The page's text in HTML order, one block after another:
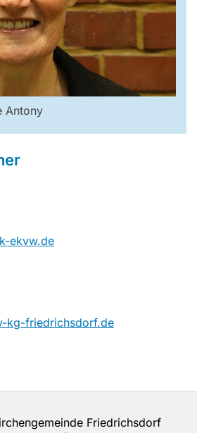
Antony
ekvw.de
kg-friedrichsdorf.de
Friedrichsdorf